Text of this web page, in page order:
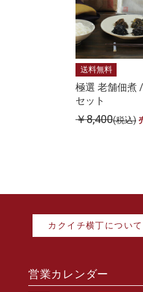
送料無料
極選 老舗佃煮
セット
￥8,400(税込)
カクイチ横丁について
営業カレンダー